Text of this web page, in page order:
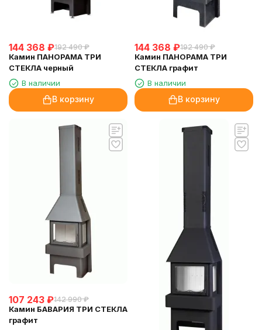
144 368 ₽192 490 ₽
Камин ПАНОРАМА ТРИ
СТЕКЛА черный
В наличии
В корзину
144 368 ₽192 490 ₽
Камин ПАНОРАМА ТРИ
СТЕКЛА графит
В наличии
В корзину
107 243 ₽142 990 ₽
Камин БАВАРИЯ ТРИ СТЕКЛА
графит